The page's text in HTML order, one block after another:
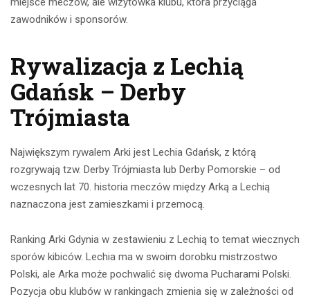
zawodników i sponsorów.
Rywalizacja z Lechią
Gdańsk – Derby
Trójmiasta
Największym rywalem Arki jest Lechia Gdańsk, z którą
rozgrywają tzw. Derby Trójmiasta lub Derby Pomorskie – od
wczesnych lat 70. historia meczów między Arką a Lechią
naznaczona jest zamieszkami i przemocą.
Ranking Arki Gdynia w zestawieniu z Lechią to temat wiecznych
sporów kibiców. Lechia ma w swoim dorobku mistrzostwo
Polski, ale Arka może pochwalić się dwoma Pucharami Polski.
Pozycja obu klubów w rankingach zmienia się w zależności od